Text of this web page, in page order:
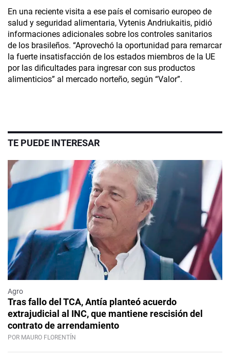
En una reciente visita a ese país el comisario europeo de
salud y seguridad alimentaria, Vytenis Andriukaitis, pidió
informaciones adicionales sobre los controles sanitarios
de los brasileños. “Aprovechó la oportunidad para remarcar
la fuerte insatisfacción de los estados miembros de la UE
por las dificultades para ingresar con sus productos
alimenticios” al mercado norteño, según “Valor”.
TE PUEDE INTERESAR
Agro
Tras fallo del TCA, Antía planteó acuerdo
extrajudicial al INC, que mantiene rescisión del
contrato de arrendamiento
POR MAURO FLORENTÍN